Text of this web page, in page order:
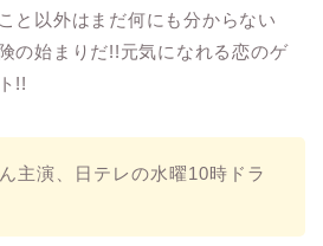
と以外はまだ何にも分からない
の始まりだ!!元気になれる恋のゲ
!!
主演、日テレの水曜10時ドラ